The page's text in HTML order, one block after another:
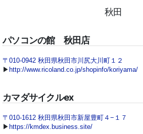
秋田
パソコンの館 秋田店
〒010-0942 秋田県秋田市川尻大川町１２
▶ http://www.ricoland.co.jp/shopinfo/koriyama/
カマダサイクルex
〒010-1612 秋田県秋田市新屋豊町４−１７
▶ https://kmdex.business.site/